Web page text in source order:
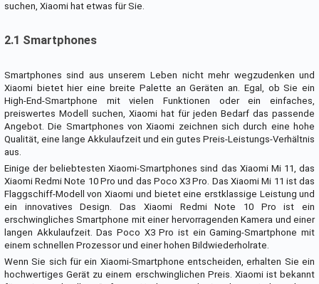
suchen, Xiaomi hat etwas für Sie.
2.1 Smartphones
Smartphones sind aus unserem Leben nicht mehr wegzudenken und
Xiaomi bietet hier eine breite Palette an Geräten an. Egal, ob Sie ein
High-End-Smartphone mit vielen Funktionen oder ein einfaches,
preiswertes Modell suchen, Xiaomi hat für jeden Bedarf das passende
Angebot. Die Smartphones von Xiaomi zeichnen sich durch eine hohe
Qualität, eine lange Akkulaufzeit und ein gutes Preis-Leistungs-Verhältnis
aus.
Einige der beliebtesten Xiaomi-Smartphones sind das Xiaomi Mi 11, das
Xiaomi Redmi Note 10 Pro und das Poco X3 Pro. Das Xiaomi Mi 11 ist das
Flaggschiff-Modell von Xiaomi und bietet eine erstklassige Leistung und
ein innovatives Design. Das Xiaomi Redmi Note 10 Pro ist ein
erschwingliches Smartphone mit einer hervorragenden Kamera und einer
langen Akkulaufzeit. Das Poco X3 Pro ist ein Gaming-Smartphone mit
einem schnellen Prozessor und einer hohen Bildwiederholrate.
Wenn Sie sich für ein Xiaomi-Smartphone entscheiden, erhalten Sie ein
hochwertiges Gerät zu einem erschwinglichen Preis. Xiaomi ist bekannt